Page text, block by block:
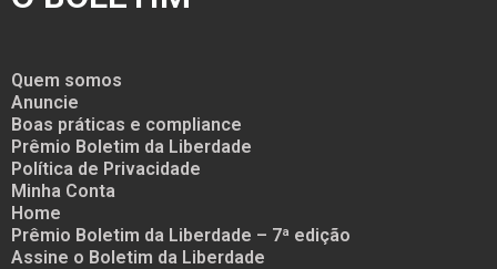
Quem somos
Anuncie
Boas práticas e compliance
Prêmio Boletim da Liberdade
Política de Privacidade
Minha Conta
Home
Prêmio Boletim da Liberdade – 7ª edição
Assine o Boletim da Liberdade